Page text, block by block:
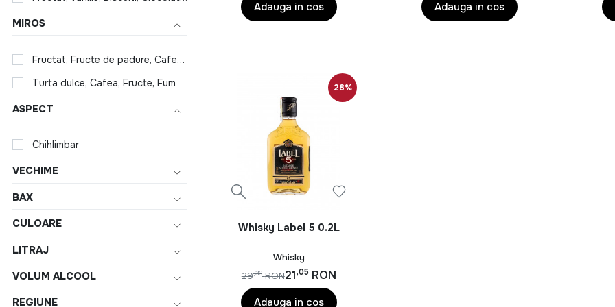
Arran
Barcelo
Bardar
Bottega
Bourbon Woodford
Bowmore
MIROS
Fructat, Fructe de padure, Cafea, Arome florale si parfumate
Turta dulce, Cafea, Fructe, Fum
ASPECT
Chihlimbar
VECHIME
BAX
CULOARE
LITRAJ
VOLUM ALCOOL
REGIUNE
Adauga in cos Adauga in cos
28%
Whisky Label 5 0.2L
Whisky
21,05 RON
29,36 RON
Adauga in cos